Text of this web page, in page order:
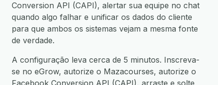
Conversion API (CAPI), alertar sua equipe no chat
quando algo falhar e unificar os dados do cliente
para que ambos os sistemas vejam a mesma fonte
de verdade.
A configuração leva cerca de 5 minutos. Inscreva-
se no eGrow, autorize o Mazacourses, autorize o
Facebook Conversion API (CAPI), arraste e solte